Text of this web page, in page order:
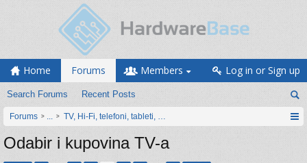
Home Forums
Search Forums Recent Posts
Members Log in or Sign up
Forums ... TV, Hi-Fi, telefoni, tableti, satovi, IoT oprema
Odabir i kupovina TV-a